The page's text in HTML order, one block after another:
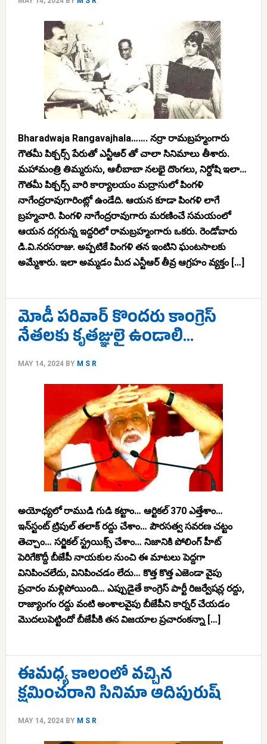
Bharadwaja Rangavajhala……. న‌ర్రా రామ‌బ్ర‌హ్మంగారు
గౌత‌మీ పిక్చ‌ర్స్ పేరుతో ఎన్టీఆర్ తో చాలా సినిమాలు తీశారు.
మ‌హామంత్రి తిమ్మ‌రుసు, ఆలీబాబా న‌ల‌భై దొంగ‌లు, నిర్దోషి ఇలా…
గౌత‌మీ పిక్చ‌ర్స్ వారి కార్యాల‌యం మ‌ద్రాసులో పింగ‌ళి
నాగేంద్ర‌రావుగారింట్లో ఉండేది. ఆయ‌న కూడా పింగ‌ళి లాగే
బ్ర‌హ్మ‌చారి. పింగ‌ళి నాగేంద్ర‌రావుగారు మ‌ర‌ణించే స‌మ‌యంలో
ఆయ‌న ద‌గ్గ‌రున్న ఇద్ద‌రిలో రామ‌బ్ర‌హ్మంగారు ఒక‌రు. రెండోవారు
డి.వి.న‌ర‌స‌రాజు. అప్ప‌టికే పింగ‌ళి త‌న ఇంటిని ఘంట‌సాల‌కు
అమ్మేశారు. ఇలా అమ్మ‌డం మీద ఎన్టీఆర్ తీవ్ర ఆగ్ర‌హం వ్య‌క్తం […]
మోడీ పరివార్ కొందరు కాంగ్రెస్
నేతలకు కృతజ్ఞులై ఉండాలి…
MAY 14, 2024BY M S R
అయోధ్యలో రాముడి గుడి కట్టాం… ఆర్టికల్ 370 ఎత్తేశాం…
ఇన్‌స్టంట్ ట్రిపుల్ తలాక్ రద్దు చేశాం… పౌరసత్వ సవరణ చట్టం
తెచ్చాం… సర్జికల్ స్ట్రయిక్స్ చేశాం… నిజానికి పోలింగ్ హీట్
పెరిగేకొద్దీ బీజేపీ నాయకుల నుంచి ఈ మాటలు పెద్దగా
వినిపించలేదు, వినిపించడం లేదు… కొత్త కొత్త ఎజెండా వైపు
ప్రచారం మళ్లిపోయింది… ఎప్పుడైతే కాంగ్రెస్ పార్టీ రిజర్వేషన్ల రద్దు,
రాజ్యాంగం రద్దు వంటి అంశాలవైపు బీజేపీని కార్నర్ చేయడం
మొదలుపెట్టిందో బీజేపీకి తన విజయాల ప్రచారంకన్నా […]
ఈమధ్య కాలంలో వచ్చిన
క్షమించరాని సినిమా ఆదిపురుష్
MAY 14, 2024BY M S R